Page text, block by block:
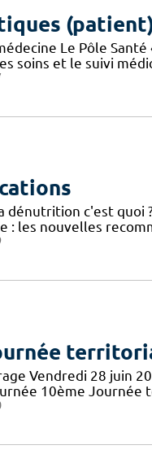
Le Pôle
soins et le suivi
dénutrition c'est
: les nouvelles
Vendredi 28 juin
10ème Journée